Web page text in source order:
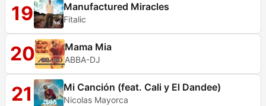
19 Manufactured Miracles
Fitalic
20 Mama Mia
ABBA-DJ
21 Mi Canción (feat. Cali y El Dandee)
Nicolas Mayorca